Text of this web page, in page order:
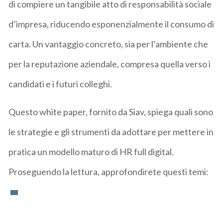
di compiere un tangibile atto di responsabilità sociale
d’impresa, riducendo esponenzialmente il consumo di
carta. Un vantaggio concreto, sia per l’ambiente che
per la reputazione aziendale, compresa quella verso i
candidati e i futuri colleghi.
Questo white paper, fornito da Siav, spiega quali sono
le strategie e gli strumenti da adottare per mettere in
pratica un modello maturo di HR full digital.
Proseguendo la lettura, approfondirete questi temi: